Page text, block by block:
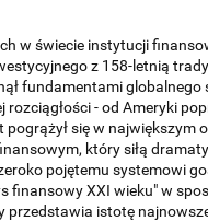
w świecie instytucji
z 158-letnią
fundamentami globalnego
rozciągłości - od Ameryki
pogrążył się w największym
który siłą
pojętemu systemowi
finansowy XXI wieku" w
przedstawia istotę